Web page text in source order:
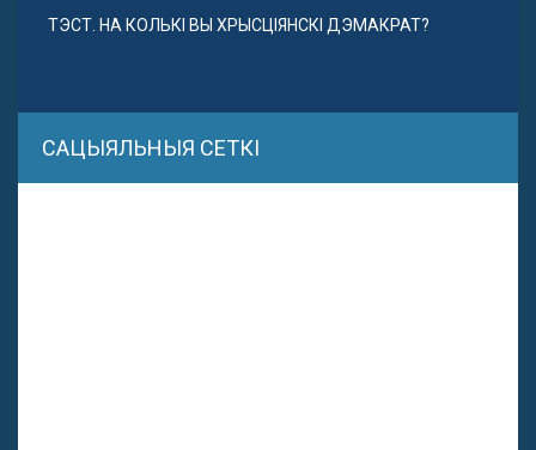
ТЭСТ. НА КОЛЬКІ ВЫ ХРЫСЦІЯНСКІ ДЭМАКРАТ?
САЦЫЯЛЬНЫЯ СЕТКІ